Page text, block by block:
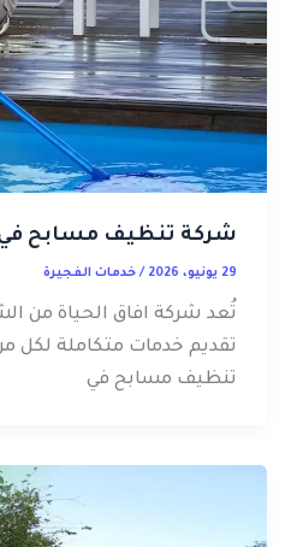
شركة تنظيف مسابح في
29 يونيو، 2026 /خدمات الفجيرة
تُعد شركة افاق الحياة من
تقديم خدمات متكاملة
تنظيف مسابح في